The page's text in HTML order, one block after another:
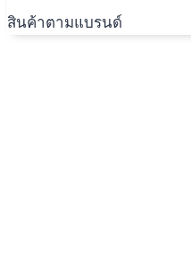
สินค้าตามแบรนด์